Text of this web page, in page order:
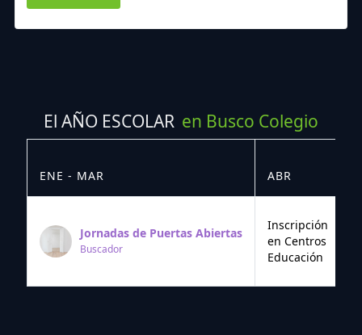
El AÑO ESCOLAR en Busco Colegio
ENE - MAR ABR
Jornadas de Puertas Abiertas
Buscador
Inscripción
en Centros
Educación